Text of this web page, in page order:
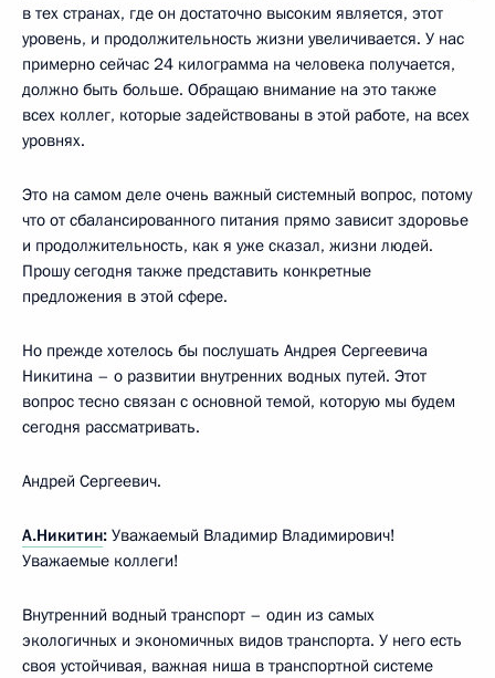
в тех странах, где он достаточно высоким является, этот
уровень, и продолжительность жизни увеличивается. У нас
примерно сейчас 24 килограмма на человека получается,
должно быть больше. Обращаю внимание на это также
всех коллег, которые задействованы в этой работе, на всех
уровнях.
Это на самом деле очень важный системный вопрос, потому
что от сбалансированного питания прямо зависит здоровье
и продолжительность, как я уже сказал, жизни людей.
Прошу сегодня также представить конкретные
предложения в этой сфере.
Но прежде хотелось бы послушать Андрея Сергеевича
Никитина – о развитии внутренних водных путей. Этот
вопрос тесно связан с основной темой, которую мы будем
сегодня рассматривать.
Андрей Сергеевич.
А.Никитин: Уважаемый Владимир Владимирович!
Уважаемые коллеги!
Внутренний водный транспорт – один из самых
экологичных и экономичных видов транспорта. У него есть
своя устойчивая, важная ниша в транспортной системе